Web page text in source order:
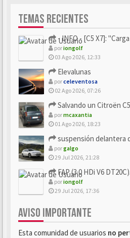
TEMAS RECIENTES
- INFO - [C5 X7]: "Carga
poriongolf
03 Ago 2026, 12:33
Elevalunas
porceleventosa
02 Ago 2026, 07:26
Salvando un Citroën C5 del
pormcaxantia
01 Ago 2026, 18:23
suspensión delantera
porgalgo
29 Jul 2026, 21:28
FAP (3.0 HDi V6 DT20C).
poriongolf
29 Jul 2026, 17:36
AVISO IMPORTANTE
Esta comunidad de usuarios no